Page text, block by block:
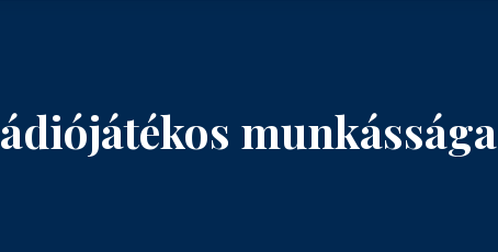
munkássága